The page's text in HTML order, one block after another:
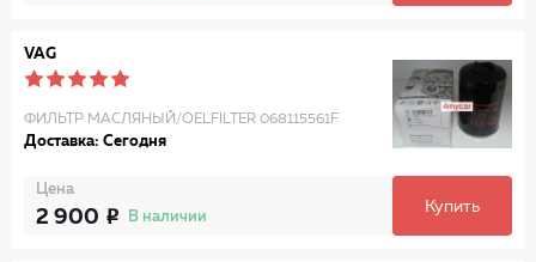
VAG
ФИЛЬТР МАСЛЯНЫЙ/OELFILTER 068115561F
Доставка: Сегодня
Цена
2 900 В наличии
Купить